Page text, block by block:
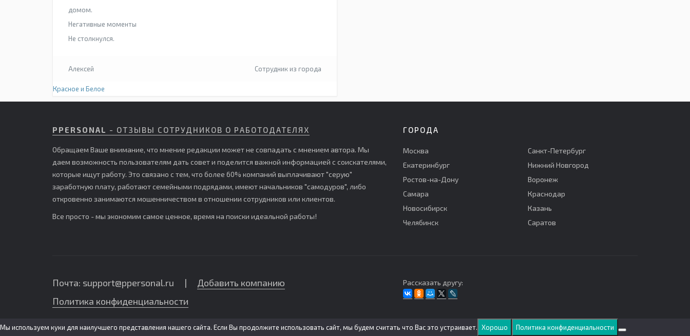
домом.
Негативные моменты
Не столкнулся.
Алексей Сотрудник из города
Красное и Белое
PPERSONAL - ОТЗЫВЫ СОТРУДНИКОВ О РАБОТОДАТЕЛЯХ
Обращаем Ваше внимание, что мнение редакции может не совпадать с мнением автора. Мы
даем возможность пользователям дать совет и поделится важной информацией с соискателями,
которые ищут работу. Это связано с тем, что более 60% компаний выплачивают "серую"
заработную плату, работают семейными подрядами, имеют начальников "самодуров", либо
откровенно занимаются мошенничеством в отношении сотрудников или клиентов.
Все просто - мы экономим самое ценное, время на поиски идеальной работы!
ГОРОДА
Москва
Санкт-Петербург
Екатеринбург
Нижний Новгород
Ростов-на-Дону
Воронеж
Самара
Краснодар
Новосибирск
Казань
Челябинск
Саратов
Почта: support@ppersonal.ru | Добавить компанию
Политика конфиденциальности
Рассказать другу:
Мы используем куки для наилучшего представления нашего сайта. Если Вы продолжите использовать сайт, мы будем считать что Вас это устраивает. Хорошо Политика конфиденциальности